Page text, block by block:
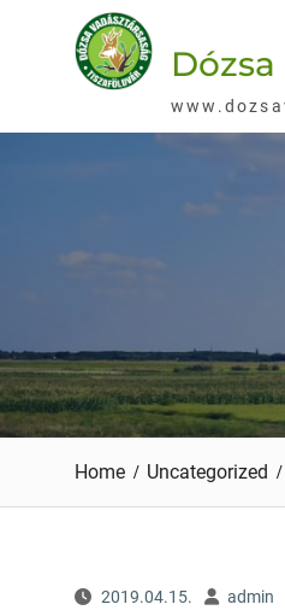
Home Uncategorized
2019.04.15. admin